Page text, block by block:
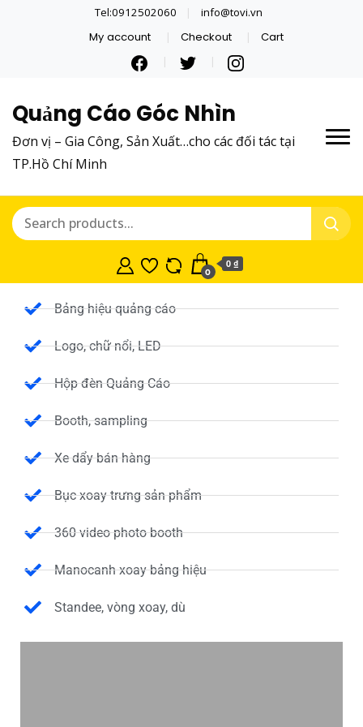
Tel:0912502060 info@tovi.vn
My account Checkout Cart
Quảng Cáo Góc Nhìn
Đơn vị – Gia Công, Sản Xuất…cho các đối tác tại
TP.Hồ Chí Minh
0
0 ₫
Bảng hiệu quảng cáo
Logo, chữ nổi, LED
Hộp đèn Quảng Cáo
Booth, sampling
Xe dẩy bán hàng
Bục xoay trưng sản phẩm
360 video photo booth
Manocanh xoay bảng hiệu
Standee, vòng xoay, dù